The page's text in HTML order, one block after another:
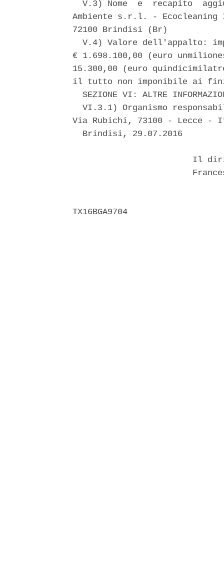
V.3) Nome  e  recapito
Ambiente s.r.l. -
72100 Brindisi (Br)
V.4) Valore dell'appalto:
€ 1.698.100,00 (euro
15.300,00 (euro
il tutto non imponibile ai
SEZIONE VI: ALTRE
VI.3.1) Organismo
Via Rubichi, 73100 - Lecce
  Brindisi, 29.07.2016
Il